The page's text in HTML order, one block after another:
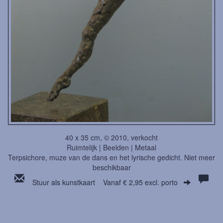
40 x 35 cm, © 2010, verkocht
Ruimtelijk | Beelden | Metaal
Terpsichore, muze van de dans en het lyrische gedicht. Niet meer
beschikbaar
Stuur als kunstkaart Vanaf € 2,95 excl. porto